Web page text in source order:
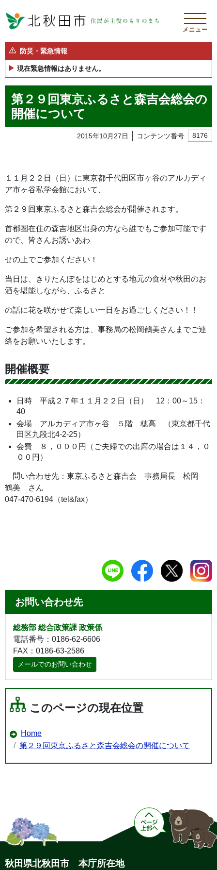
メニュー
防災・緊急情報
現在緊急情報はありません。
第２９回東京ふるさと森吉会総会の
開催について
2015年10月27日 コンテンツ番号 8176
１１月２２日（日）に東京都千代田区市ヶ谷のアルカディ
ア市ヶ谷私学会館において、
第２９回東京ふるさと森吉会総会が開催されます。
首都圏在住の森吉地区出身の方なら誰でもご参加可能です
ので、皆さんお誘いあわ
せの上でご参加ください！
当日は、きりたんぽをはじめとする地元の食材や秋田のお
酒を堪能しながら、ふるさと
の話に花を咲かせて楽しい一日をお過ごしください！！
ご参加を希望される方は、事務局の松岡鶴美さんまでご連
絡をお願いいたします。
開催概要
日時 平成２７年１１月２２日（日） 12：00～15：
40
会場 アルカディア市ヶ谷 ５階 穂高 （東京都千代
田区九段北4-2-25）
会費 ８，０００円（ご夫婦での出席の場合は１４，０
００円）
問い合わせ先：東京ふるさと森吉会 事務局長 松岡
鶴美 さん
047-470-6194（tel&fax）
お問い合わせ先
総務部 総合政策課 政策係
電話番号：0186-62-6606
FAX：0186-63-2586
メールでのお問い合わせ
このページの現在位置
Home
第２９回東京ふるさと森吉会総会の開催について
秋田県北秋田市 本庁所在地